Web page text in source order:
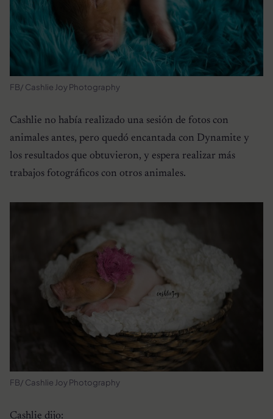
FB/ Cashlie Joy Photography
Cashlie no había realizado una sesión de fotos con
animales antes, pero quedó encantada con Dynamite y
los resultados que obtuvieron, y espera realizar más
trabajos fotográficos con otros animales.
FB/ Cashlie Joy Photography
Cashlie dijo: